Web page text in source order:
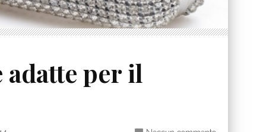
adatte per il